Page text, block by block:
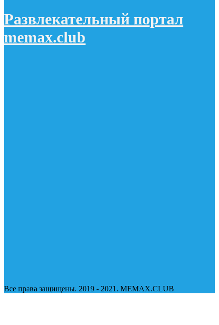
Развлекательный портал
memax.club
Все права защищены. 2019 - 2021. MEMAX.CLUB